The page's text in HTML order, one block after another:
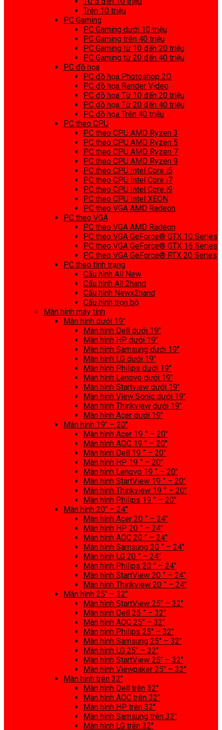
Trên 10 triệu
PC Gaming
PC Gaming dưới 10 triệu
PC Gaming trên 40 triệu
PC Gaming từ 10 đến 20 triệu
PC Gaming từ 20 đến 40 triệu
PC đồ họa
PC đồ họa Photoshop 2D
PC đồ họa Render Video
PC đồ họa Từ 10 đến 20 triệu
PC đồ họa Từ 20 đến 40 triệu
PC đồ họa Trên 40 triệu
PC theo CPU
PC theo CPU AMD Ryzen 3
PC theo CPU AMD Ryzen 5
PC theo CPU AMD Ryzen 7
PC theo CPU AMD Ryzen 9
PC theo CPU Intel Core i5
PC theo CPU Intel Core i7
PC theo CPU Intel Core i9
PC theo CPU Intel XEON
PC theo VGA AMD Radeon
PC theo VGA
PC theo VGA AMD Radeon
PC theo VGA GeForce® GTX 10 Series
PC theo VGA GeForce® GTX 16 Series
PC theo VGA GeForce® RTX 20 Series
PC theo tình trạng
Cấu hình All New
Cấu hình All 2hand
Cấu hình Newx2hand
Cấu hình trọn bộ
Màn hình máy tính
Màn hình dưới 19″
Màn hình Dell dưới 19″
Màn hình HP dưới 19″
Màn hình Samsung dưới 19″
Màn hình LG dưới 19″
Màn hình Philips dưới 19″
Màn hình Lenovo dưới 19″
Màn hình Startview dưới 19″
Màn hình View Sonic dưới 19″
Màn hình Thinkview dưới 19″
Màn hình Acer dưới 19″
Màn hình 19″ – 20″
Màn hình Acer 19 ” – 20″
Màn hình AOC 19 ” – 20″
Màn hình Dell 19 ” – 20″
Màn hình HP 19 ” – 20″
Màn hình Lenovo 19 ” – 20″
Màn hình StartView 19 ” – 20″
Màn hình Thinkview 19 ” – 20″
Màn hình Philips 19 ” – 20″
Màn hình 20″ – 24″
Màn hình Acer 20 ” – 24″
Màn hình HP 20 ” – 24″
Màn hình AOC 20 ” – 24″
Màn hình Samsung 20 ” – 24″
Màn hình LG 20 ” – 24″
Màn hình Philips 20 ” – 24″
Màn hình StartView 20 ” – 24″
Màn hình Thinkview 20 ” – 24″
Màn hình 25″ – 32″
Màn hình StartView 25″ – 32″
Màn hình Dell 25 ” – 32″
Màn hình AOC 25″ – 32″
Màn hình Philips 25″ – 32″
Màn hình Samsung 25″ – 32″
Màn hình LG 25″ – 32″
Màn hình StartView 25″ – 32″
Màn hình Viewpaker 25″ – 32″
Màn hình trên 32″
Màn hình Dell trên 32″
Màn hình AOC trên 32″
Màn hình HP trên 32″
Màn hình Samsung trên 32″
Màn hình LG trên 32″